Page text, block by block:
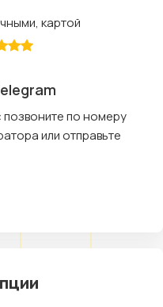
картой
по номеру
или отправьте